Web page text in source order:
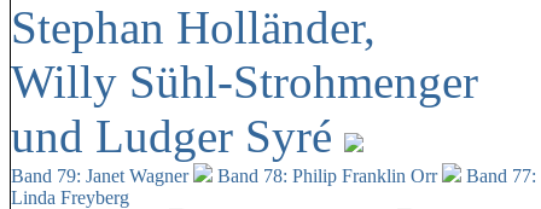
Stephan Holländer,
Willy Sühl-Strohmenger
und Ludger Syré
Band 79: Janet Wagner Band 78: Philip Franklin Orr
Band
Linda Freyberg